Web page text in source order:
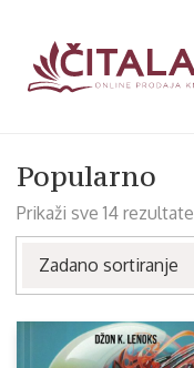
Popularno
Prikaži sve 14 rezultate
Zadano sortiranje